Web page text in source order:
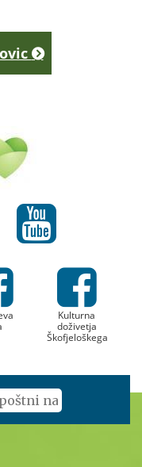
Kulturna
doživetja
Škofjeloškega